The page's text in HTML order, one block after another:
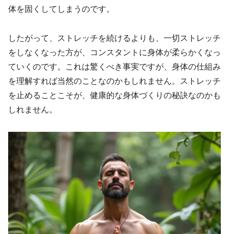
体を固くしてしまうのです。
したがって、ストレッチを続けるよりも、一切ストレッチ
をしなくなった方が、コンスタントに身体が柔らかくなっ
ていくのです。これは驚くべき事実ですが、身体の仕組み
を理解すれば当然のことなのかもしれません。ストレッチ
を止めることこそが、健康的な身体づくりの秘訣なのかも
しれません。